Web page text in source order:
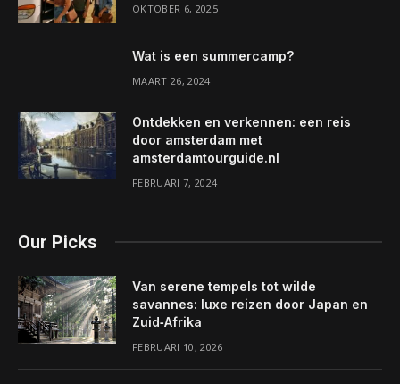
OKTOBER 6, 2025
Wat is een summercamp?
MAART 26, 2024
Ontdekken en verkennen: een reis
door amsterdam met
amsterdamtourguide.nl
FEBRUARI 7, 2024
Our Picks
Van serene tempels tot wilde
savannes: luxe reizen door Japan en
Zuid‑Afrika
FEBRUARI 10, 2026